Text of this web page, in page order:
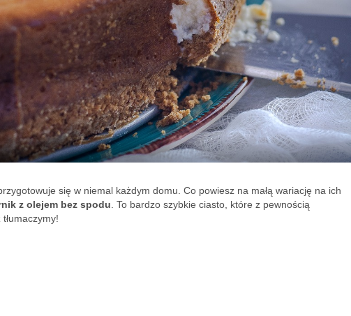
się w niemal każdym domu. Co powiesz na małą wariację na ich
z olejem bez spodu . To bardzo szybkie ciasto, które z pewnością